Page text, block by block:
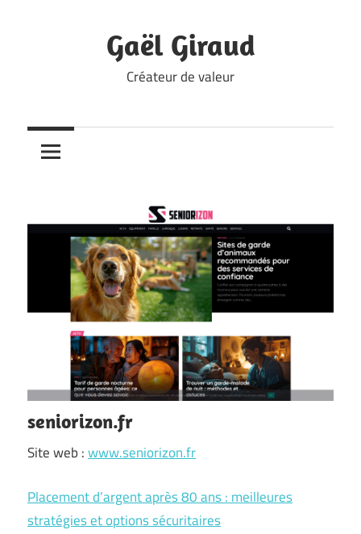
Gaël Giraud
Créateur de valeur
seniorizon.fr
Site web :www.seniorizon.fr
Placement d’argent après 80 ans : meilleures
stratégies et options sécuritaires